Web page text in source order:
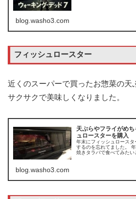
blog.washo3.com
フィッシュロースター
近くのスーパーで買ったお惣菜の天
サクサクで美味しくなりました。
天ぷらやフライがめ
ュロースターを購入
年末にフィッシュロース
するのを忘れてました。
焼きタラバで食べてみたい
blog.washo3.com